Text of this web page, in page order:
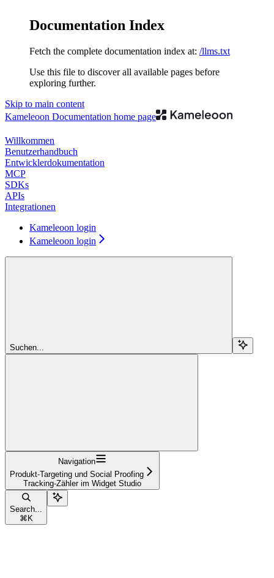
Documentation Index
Fetch the complete documentation index at: /llms.txt
Use this file to discover all available pages before
exploring further.
Skip to main content
Kameleoon Documentation home page
Willkommen
Benutzerhandbuch
Entwicklerdokumentation
MCP
SDKs
APIs
Integrationen
Kameleoon login
Kameleoon login
Suchen...
Navigation
Produkt-Targeting und Social Proofing
Tracking-Zähler im Widget Studio
Search...
⌘ K